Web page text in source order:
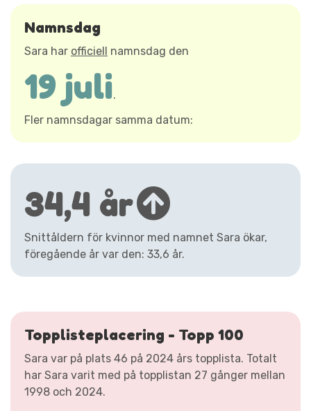
Namnsdag
Sara har officiell namnsdag den
19 juli.
Fler namnsdagar samma datum:
34,4 år
Snittåldern för kvinnor med namnet Sara ökar,
föregående år var den: 33,6 år.
Topplisteplacering - Topp 100
Sara var på plats 46 på 2024 års topplista. Totalt
har Sara varit med på topplistan 27 gånger mellan
1998 och 2024.